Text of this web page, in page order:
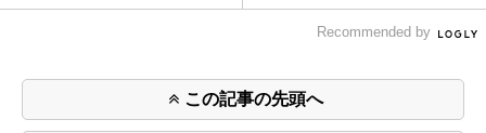
Recommended by
この記事の先頭へ